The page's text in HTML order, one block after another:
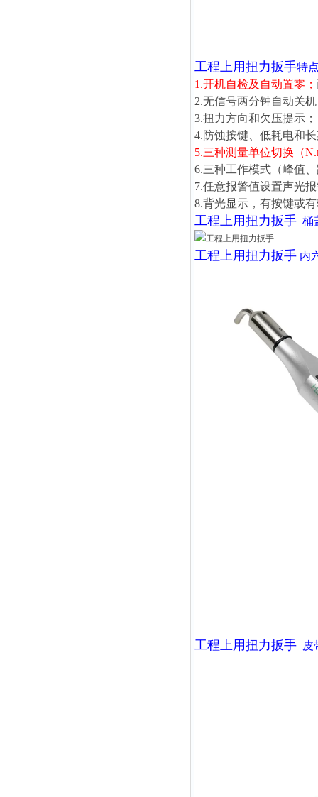
工程上用扭力扳手特
1.开机自检及自动置零；
2.无信号两分钟自动关
3.扭力方向和欠压提示；
4.防蚀按键、低耗电和
5.三种测量单位切换（
6.三种工作模式（峰值
7.任意报警值设置声光
8.背光显示，有按键或
工程上用扭力扳手 桶
工程上用扭力扳手 内
工程上用扭力扳手 皮